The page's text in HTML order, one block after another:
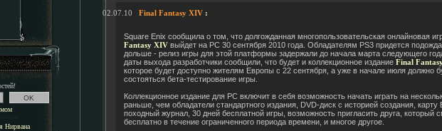
Нирвана
02.07.10 Final Fantasy XIV :
Square Enix сообщила о том, что долгожданная многопользовательская онлайновая
Fantasy XIV выйдет на PC 30 сентября 2010 года. Обладателям PS3 придется
дольше - релиз игры для этой платформы задержали до начала марта следующего
даты выхода разработчики сообщили, что будет и коллекционное издание Final
которое будет доступно жителям Европы с 22 сентября, а уже в начале июля должно
состояться бета-тестирование игры.
Коллекционное издание для PC включит в себя возможность начать играть на
раньше, чем обладатели стандартного издания, DVD-диск с историей создания, карту
походный журнал, 30 дней бесплатной игры, возможность пригласить друга, который
бесплатно в течение ограниченного периода времени, и многое другое.